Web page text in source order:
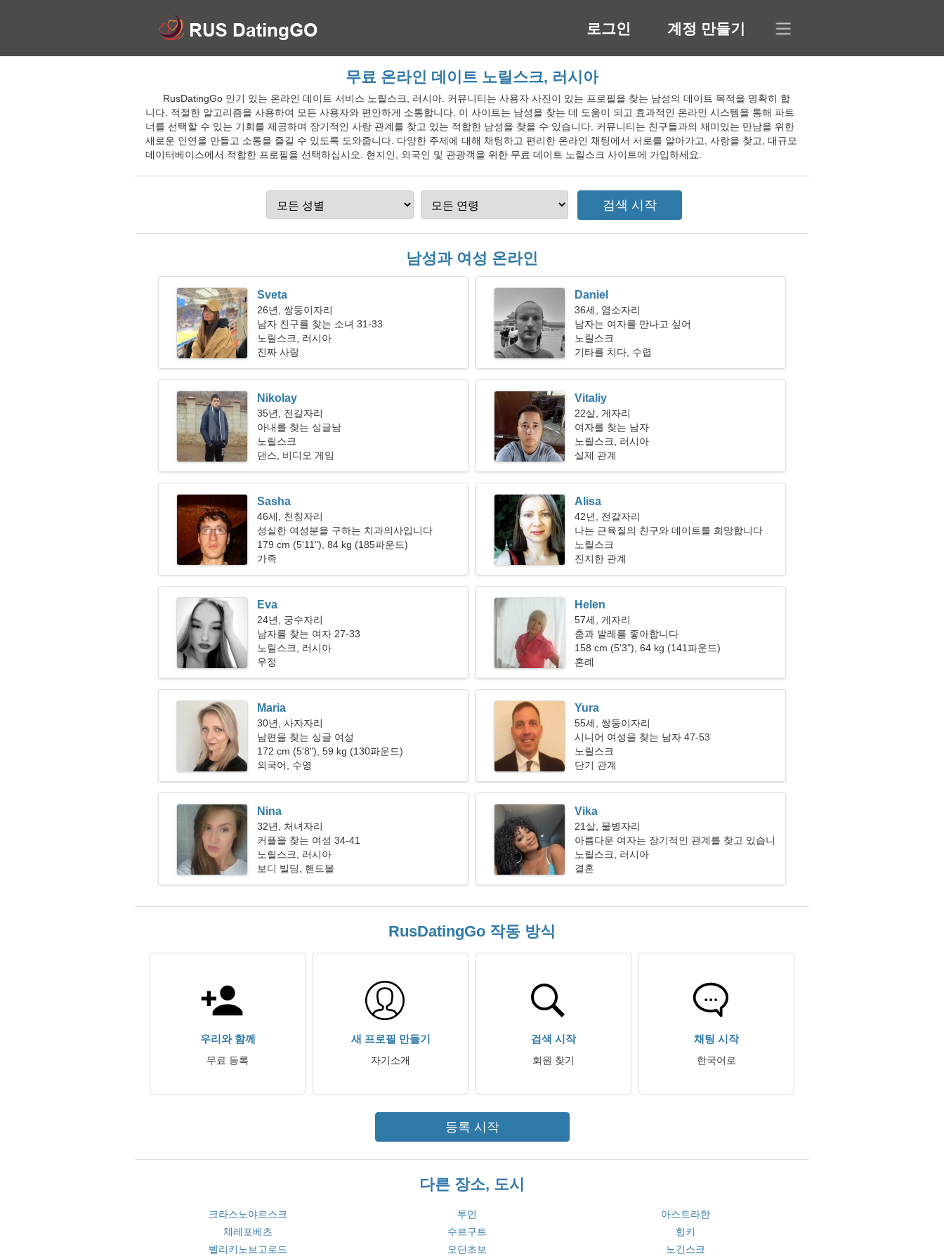
로그인 계정 만들기
무료 온라인 데이트 노릴스크, 러시아
RusDatingGo 인기 있는 온라인 데이트 서비스 노릴스크, 러시아. 커뮤니티는 사용자 사진이 있는 프로필을 찾는 남성의 데이트 목적을 명확히 합
니다. 적절한 알고리즘을 사용하여 모든 사용자와 편안하게 소통합니다. 이 사이트는 남성을 찾는 데 도움이 되고 효과적인 온라인 시스템을 통해 파트
너를 선택할 수 있는 기회를 제공하며 장기적인 사랑 관계를 찾고 있는 적합한 남성을 찾을 수 있습니다. 커뮤니티는 친구들과의 재미있는 만남을 위한
새로운 인연을 만들고 소통을 즐길 수 있도록 도와줍니다. 다양한 주제에 대해 채팅하고 편리한 온라인 채팅에서 서로를 알아가고, 사랑을 찾고, 대규모
데이터베이스에서 적합한 프로필을 선택하십시오. 현지인, 외국인 및 관광객을 위한 무료 데이트 노릴스크 사이트에 가입하세요.
남성과 여성 온라인
Sveta
26년, 쌍둥이자리
남자 친구를 찾는 소녀 31-33
노릴스크, 러시아
진짜 사랑
Daniel
36세, 염소자리
남자는 여자를 만나고 싶어
노릴스크
기타를 치다, 수렵
Nikolay
35년, 전갈자리
아내를 찾는 싱글남
노릴스크
댄스, 비디오 게임
Vitaliy
22살, 게자리
여자를 찾는 남자
노릴스크, 러시아
실제 관계
Sasha
46세, 천칭자리
성실한 여성분을 구하는 치과의사입니다
179 cm (5'11"), 84 kg (185파운드)
가족
Alisa
42년, 전갈자리
나는 근육질의 친구와 데이트를 희망합니다
노릴스크
진지한 관계
Eva
24년, 궁수자리
남자를 찾는 여자 27-33
노릴스크, 러시아
우정
Helen
57세, 게자리
춤과 발레를 좋아합니다
158 cm (5'3"), 64 kg (141파운드)
혼례
Maria
30년, 사자자리
남편을 찾는 싱글 여성
172 cm (5'8"), 59 kg (130파운드)
외국어, 수영
Yura
55세, 쌍둥이자리
시니어 여성을 찾는 남자 47-53
노릴스크
단기 관계
Nina
32년, 처녀자리
커플을 찾는 여성 34-41
노릴스크, 러시아
보디 빌딩, 핸드볼
Vika
21살, 물병자리
아름다운 여자는 장기적인 관계를 찾고 있습니
다
노릴스크, 러시아
결혼
RusDatingGo 작동 방식
우리와 함께
무료 등록
새 프로필 만들기
자기소개
검색 시작
회원 찾기
채팅 시작
한국어로
등록 시작
다른 장소, 도시
크라스노야르스크 투먼
아스트라한
체레포베츠
수르구트
힘키
벨리키노브고로드
오딘초보 노긴스크